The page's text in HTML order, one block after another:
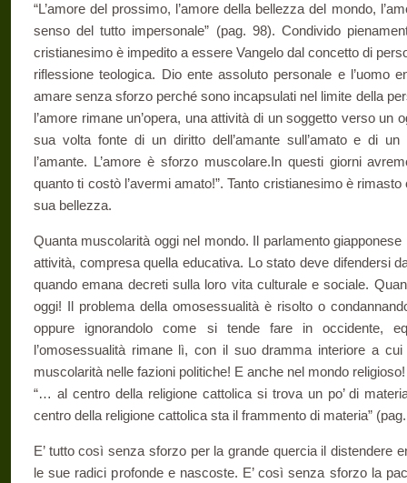
“L’amore del prossimo, l’amore della bellezza del mondo,
senso del tutto impersonale” (pag. 98). Condivido
cristianesimo è impedito a essere Vangelo dal concetto di
riflessione teologica. Dio ente assoluto personale e l’uomo
amare senza sforzo perché sono incapsulati nel limite della
l’amore rimane un’opera, una attività di un soggetto verso un
sua volta fonte di un diritto dell’amante sull’amato e di
l’amante. L’amore è sforzo muscolare.In questi giorni
quanto ti costò l’avermi amato!”. Tanto cristianesimo è
sua bellezza.
Quanta muscolarità oggi nel mondo. Il parlamento
attività, compresa quella educativa. Lo stato deve difendersi
quando emana decreti sulla loro vita culturale e sociale.
oggi! Il problema della omosessualità è risolto o
oppure ignorandolo come si tende fare in occidente,
l’omosessualità rimane lì, con il suo dramma interiore a
muscolarità nelle fazioni politiche! E anche nel mondo
“… al centro della religione cattolica si trova un po’ di
centro della religione cattolica sta il frammento di materia”
E’ tutto così senza sforzo per la grande quercia il distendere
le sue radici profonde e nascoste. E’ così senza sforzo la